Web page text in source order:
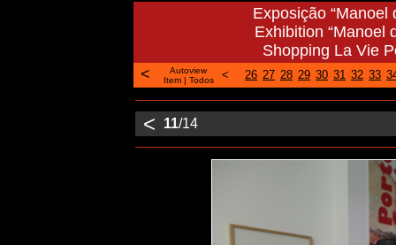
Exposição “Manoel
Exhibition “Manoel
Shopping La Vie
<
Autoview
Item| Todos < 26 27 28 29 30 31 32 33
< 11/14